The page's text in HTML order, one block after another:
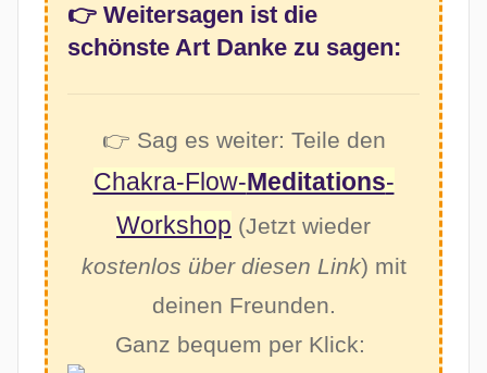
👉 Weitersagen ist die
schönste Art Danke zu sagen:
👉 Sag es weiter: Teile den
Chakra-Flow-Meditations-
Workshop (Jetzt wieder
kostenlos über diesen Link) mit
deinen Freunden.
Ganz bequem per Klick: